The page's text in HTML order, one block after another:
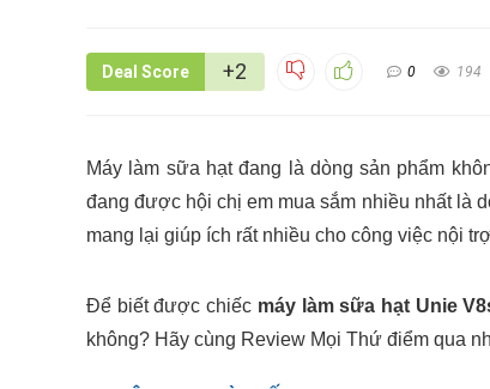
Deal Score +2 0 194
Máy làm sữa hạt đang là dòng sản phẩm
đang được hội chị em mua sắm nhiều nhất là
mang lại giúp ích rất nhiều cho công việc nội
Để biết được chiếc máy làm sữa hạt Unie
không? Hãy cùng Review Mọi Thứ điểm qua